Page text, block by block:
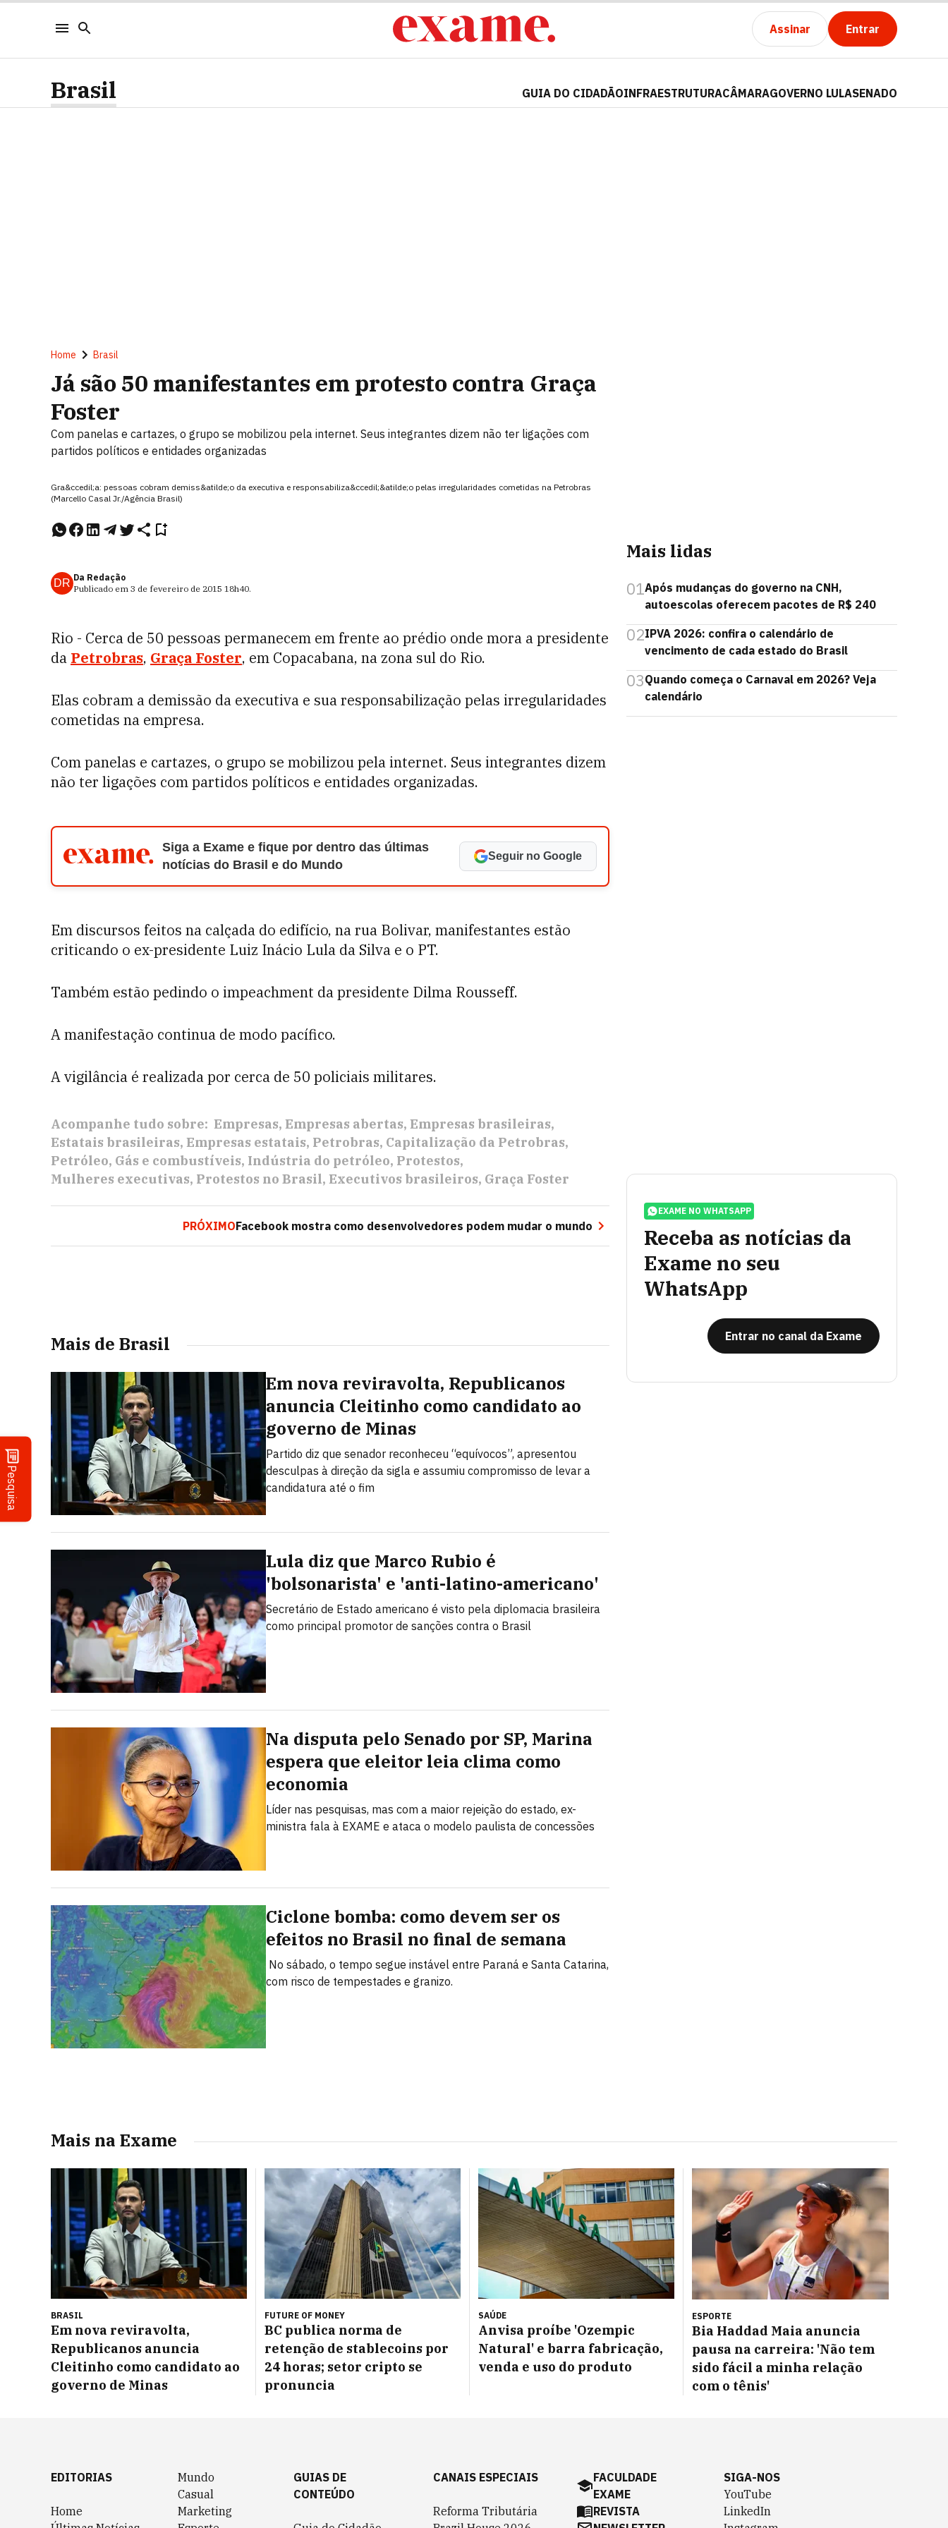
Assinar Entrar
Pesquisa
Brasil GUIA DO CIDADÃOINFRAESTRUTURACÂMARAGOVERNO LULASENADO
Home Brasil
Já são 50 manifestantes em protesto contra Graça
Foster
Com panelas e cartazes, o grupo se mobilizou pela internet. Seus integrantes dizem não ter ligações com
partidos políticos e entidades organizadas
Gra&ccedil;a: pessoas cobram demiss&atilde;o da executiva e responsabiliza&ccedil;&atilde;o pelas irregularidades cometidas na Petrobras
(Marcello Casal Jr./Agência Brasil)
DR Da Redação
Publicado em 3 de fevereiro de 2015 18h40.
Rio - Cerca de 50 pessoas permanecem em frente ao prédio onde mora a presidente
da Petrobras, Graça Foster, em Copacabana, na zona sul do Rio.
Elas cobram a demissão da executiva e sua responsabilização pelas irregularidades
cometidas na empresa.
Com panelas e cartazes, o grupo se mobilizou pela internet. Seus integrantes dizem
não ter ligações com partidos políticos e entidades organizadas.
Siga a Exame e fique por dentro das últimas
notícias do Brasil e do Mundo
Seguir no Google
Em discursos feitos na calçada do edifício, na rua Bolivar, manifestantes estão
criticando o ex-presidente Luiz Inácio Lula da Silva e o PT.
Também estão pedindo o impeachment da presidente Dilma Rousseff.
A manifestação continua de modo pacífico.
A vigilância é realizada por cerca de 50 policiais militares.
Acompanhe tudo sobre: Empresas Empresas abertas Empresas brasileiras
Estatais brasileiras Empresas estatais Petrobras Capitalização da Petrobras
Petróleo Gás e combustíveis Indústria do petróleo Protestos
Mulheres executivas Protestos no Brasil Executivos brasileiros Graça Foster
PRÓXIMOFacebook mostra como desenvolvedores podem mudar o mundo
Mais de Brasil
Em nova reviravolta, Republicanos
anuncia Cleitinho como candidato ao
governo de Minas
Partido diz que senador reconheceu “equívocos”, apresentou
desculpas à direção da sigla e assumiu compromisso de levar a
candidatura até o fim
Lula diz que Marco Rubio é
'bolsonarista' e 'anti-latino-americano'
Secretário de Estado americano é visto pela diplomacia brasileira
como principal promotor de sanções contra o Brasil
Na disputa pelo Senado por SP, Marina
espera que eleitor leia clima como
economia
Líder nas pesquisas, mas com a maior rejeição do estado, ex-
ministra fala à EXAME e ataca o modelo paulista de concessões
Ciclone bomba: como devem ser os
efeitos no Brasil no final de semana
No sábado, o tempo segue instável entre Paraná e Santa Catarina,
com risco de tempestades e granizo.
Mais lidas
01Após mudanças do governo na CNH,
autoescolas oferecem pacotes de R$ 240
02IPVA 2026: confira o calendário de
vencimento de cada estado do Brasil
03Quando começa o Carnaval em 2026? Veja
calendário
EXAME NO WHATSAPP
Receba as notícias da
Exame no seu
WhatsApp
Entrar no canal da Exame
Mais na Exame
BRASIL
Em nova reviravolta,
Republicanos anuncia
Cleitinho como candidato ao
governo de Minas
FUTURE OF MONEY
BC publica norma de
retenção de stablecoins por
24 horas; setor cripto se
pronuncia
SAÚDE
Anvisa proíbe 'Ozempic
Natural' e barra fabricação,
venda e uso do produto
ESPORTE
Bia Haddad Maia anuncia
pausa na carreira: 'Não tem
sido fácil a minha relação
com o tênis'
EDITORIAS
Home
Mundo
Casual
Marketing
GUIAS DE
CONTEÚDO
CANAIS ESPECIAIS
Reforma Tributária
FACULDADE
EXAME
REVISTA
SIGA-NOS
YouTube
LinkedIn